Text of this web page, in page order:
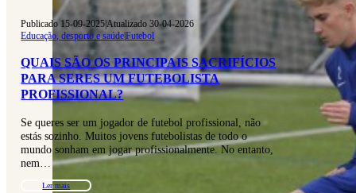
Publicado 15-09-2025|Atualizado 30-04-2026
Educação, desporto e saúde|Futebol
QUAIS SÃO OS PRINCIPAIS SACRIFÍCIOS
PARA SERES UM FUTEBOLISTA
PROFISSIONAL?
Se queres ser um jogador de futebol profissional, não
estás sozinho. Muitos jovens futebolistas de todo o
mundo sonham em jogar profissionalmente. No entanto,
nem…
Ler mais